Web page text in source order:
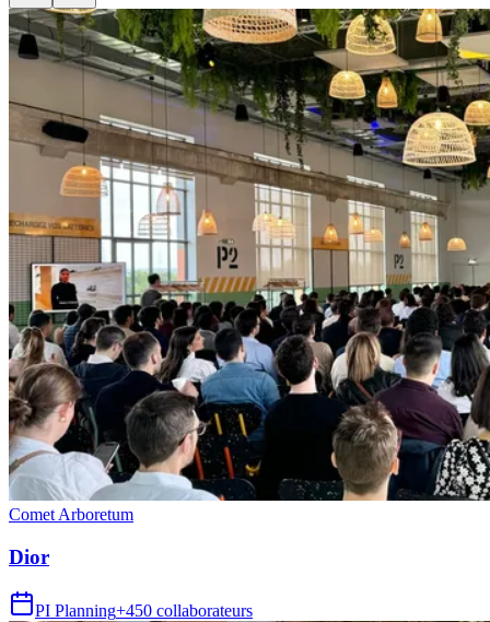
Comet Arboretum
Dior
PI Planning+450 collaborateurs